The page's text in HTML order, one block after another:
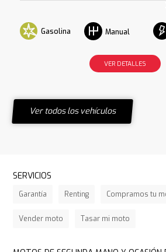
Gasolina Manual
VER DETALLES
Ver todos los vehículos
SERVICIOS
Garantía Renting Compramos tu
Vender moto Tasar mi moto